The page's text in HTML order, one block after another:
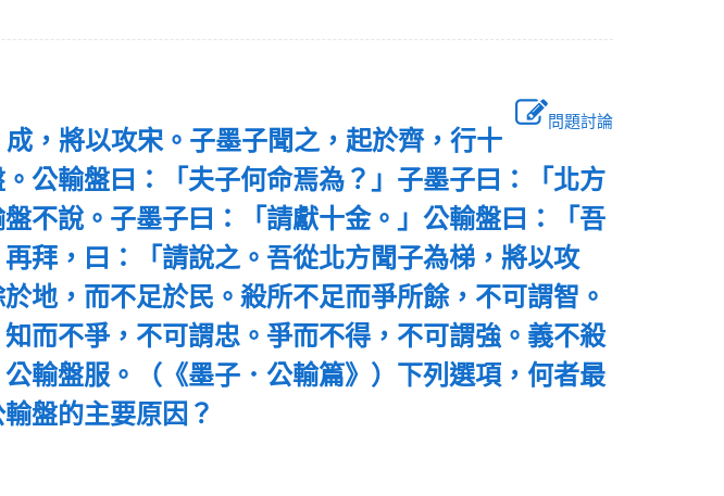
問題討論
，將以攻宋。子墨子聞之，起於齊，行十
公輸盤曰：「夫子何命焉為？」子墨子曰：「北方
不說。子墨子曰：「請獻十金。」公輸盤曰：「吾
拜，曰：「請說之。吾從北方聞子為梯，將以攻
地，而不足於民。殺所不足而爭所餘，不可謂智。
而不爭，不可謂忠。爭而不得，不可謂強。義不殺
輸盤服。（《墨子．公輸篇》）下列選項，何者最
輸盤的主要原因？